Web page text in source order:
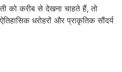
को करीब से देखना चाहते हैं, तो
धरोहरों और प्राकृतिक सौंदर्य